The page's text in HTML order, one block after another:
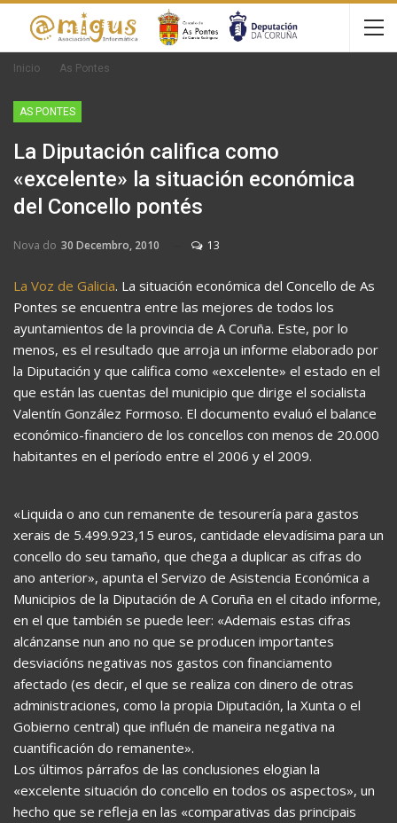
Inicio As Pontes
AS PONTES
La Diputación califica como
«excelente» la situación económica
del Concello pontés
Nova do 30 Decembro, 2010 13
La Voz de Galicia. La situación económica del Concello de As
Pontes se encuentra entre las mejores de todos los
ayuntamientos de la provincia de A Coruña. Este, por lo
menos, es el resultado que arroja un informe elaborado por
la Diputación y que califica como «excelente» el estado en el
que están las cuentas del municipio que dirige el socialista
Valentín González Formoso. El documento evaluó el balance
económico-financiero de los concellos con menos de 20.000
habitantes en el período entre el 2006 y el 2009.
«Liquida o ano cun remanente de tesourería para gastos
xerais de 5.499.923,15 euros, cantidade elevadísima para un
concello do seu tamaño, que chega a duplicar as cifras do
ano anterior», apunta el Servizo de Asistencia Económica a
Municipios de la Diputación de A Coruña en el citado informe,
en el que también se puede leer: «Ademais estas cifras
alcánzanse nun ano no que se producen importantes
desviacións negativas nos gastos con financiamento
afectado (es decir, el que se realiza con dinero de otras
administraciones, como la propia Diputación, la Xunta o el
Gobierno central) que influén de maneira negativa na
cuantificación do remanente».
Los últimos párrafos de las conclusiones elogian la
«excelente situación do concello en todos os aspectos», un
hecho que se refleja en las «comparativas das principais